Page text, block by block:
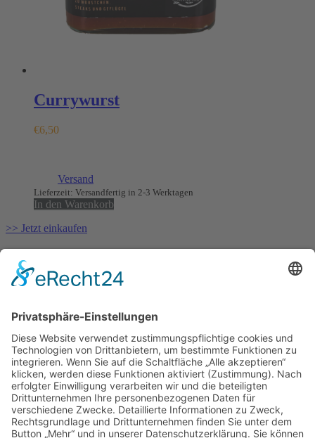
Currywurst
€6,50
Versand
Lieferzeit: Versandfertig in 2-3 Werktagen
In den Warenkorb
>> Jetzt einkaufen
Mühlenstr. 30 | 49661 Cloppenburg |
info@urgeschmack.com
Mo-Fr:
11:00 – 18:00 Uhr
Sa:11:00 – 16:00 Uhr
So:geschlossen
Datenschutz
Impressum
Allgemeine Geschäftsbedingungen
Widerruf
Zahlung & Versand